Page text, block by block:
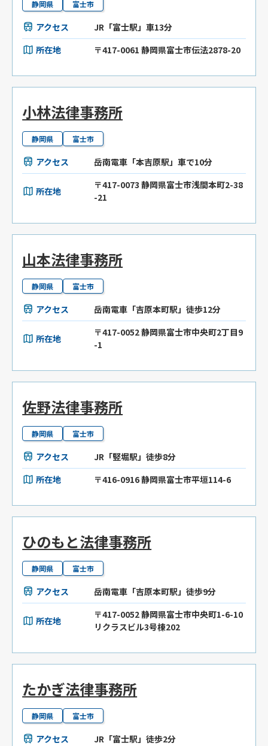
静岡県 富士市
アクセス
JR「富士駅」車13分
所在地
〒417-0061 静岡県富士市伝法2878-20
小林法律事務所
静岡県 富士市
アクセス 岳南電車「本吉原駅」車で10分
所在地
〒417-0073 静岡県富士市浅間本町2-38
-21
山本法律事務所
静岡県 富士市
アクセス 岳南電車「吉原本町駅」徒歩12分
所在地
〒417-0052 静岡県富士市中央町2丁目9
-1
佐野法律事務所
静岡県 富士市
アクセス
JR「竪堀駅」徒歩8分
所在地
〒416-0916 静岡県富士市平垣114-6
ひのもと法律事務所
静岡県 富士市
アクセス 岳南電車「吉原本町駅」徒歩9分
所在地
〒417-0052 静岡県富士市中央町1-6-10
リクラスビル3号棟202
たかぎ法律事務所
静岡県 富士市
アクセス JR「富士駅」徒歩2分